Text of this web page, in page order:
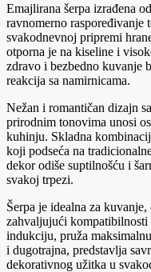
Emajlirana šerpa izrađena
ravnomerno raspoređivanje
svakodnevnoj pripremi
otporna je na kiseline i
zdravo i bezbedno kuvanje
reakcija sa namirnicama.
Nežan i romantičan dizajn
prirodnim tonovima unosi
kuhinju. Skladna
koji podseća na
dekor odiše suptilnošću i
svakoj trpezi.
Šerpa je idealna za
zahvaljujući kompatibilnosti
indukciju, pruža
i dugotrajna, predstavlja
dekorativnog užitka u